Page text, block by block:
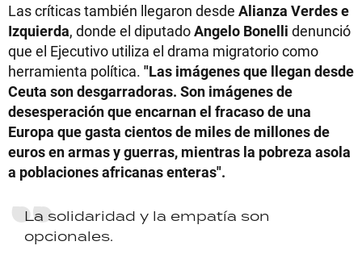
Las críticas también llegaron desde Alianza Verdes e
Izquierda, donde el diputadoAngelo Bonelli denunció
que el Ejecutivo utiliza el drama migratorio como
herramienta política. "Las imágenes que llegan desde
Ceuta son desgarradoras. Son imágenes de
desesperación que encarnan el fracaso de una
Europa que gasta cientos de miles de millones de
euros en armas y guerras, mientras la pobreza asola
a poblaciones africanas enteras".
La solidaridad y la empatía son
opcionales.